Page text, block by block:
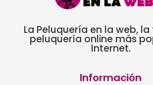
La Peluquería en la web,
peluquería online más
Internet.
Información